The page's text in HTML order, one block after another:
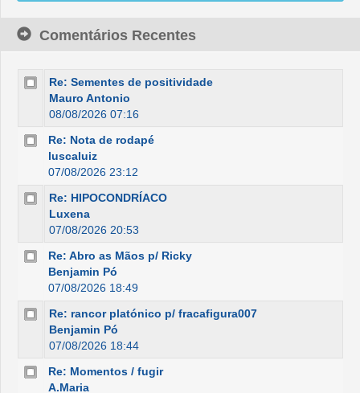
Comentários Recentes
Re: Sementes de positividade
Mauro Antonio
08/08/2026 07:16
Re: Nota de rodapé
luscaluiz
07/08/2026 23:12
Re: HIPOCONDRÍACO
Luxena
07/08/2026 20:53
Re: Abro as Mãos p/ Ricky
Benjamin Pó
07/08/2026 18:49
Re: rancor platónico p/ fracafigura007
Benjamin Pó
07/08/2026 18:44
Re: Momentos / fugir
A.Maria